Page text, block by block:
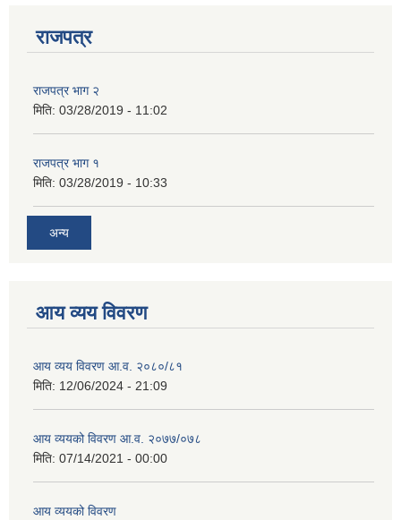
राजपत्र
राजपत्र भाग २
मिति: 03/28/2019 - 11:02
राजपत्र भाग १
मिति: 03/28/2019 - 10:33
अन्य
आय व्यय विवरण
आय व्यय विवरण आ.व. २०८०/८१
मिति: 12/06/2024 - 21:09
आय व्ययको विवरण आ.व. २०७७/०७८
मिति: 07/14/2021 - 00:00
आय व्ययको विवरण